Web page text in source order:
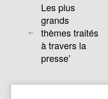
Les plus
grands
thèmes traités
à travers la
presse’